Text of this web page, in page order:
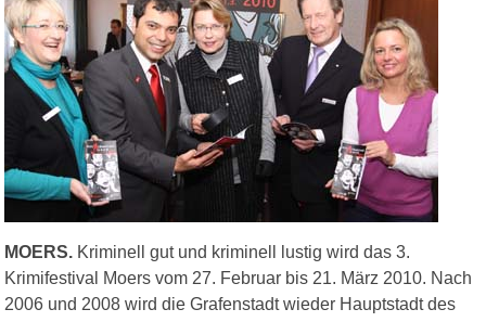
MOERS. Kriminell gut und kriminell lustig wird das 3.
Krimifestival Moers vom 27. Februar bis 21. März 2010. Nach
2006 und 2008 wird die Grafenstadt wieder Hauptstadt des